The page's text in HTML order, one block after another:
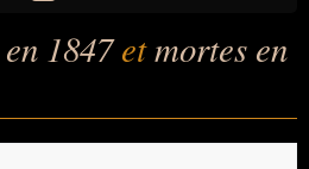
1847etmortes en